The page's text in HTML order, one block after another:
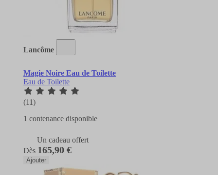
Lancôme
Magie Noire Eau de Toilette
Eau de Toilette
(11)
1 contenance disponible
Un cadeau offert
Dès 165,90 €
Ajouter